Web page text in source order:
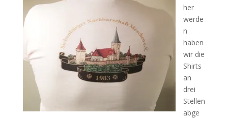
her
werde
n
haben
wir die
Shirts
an
drei
Stellen
abge